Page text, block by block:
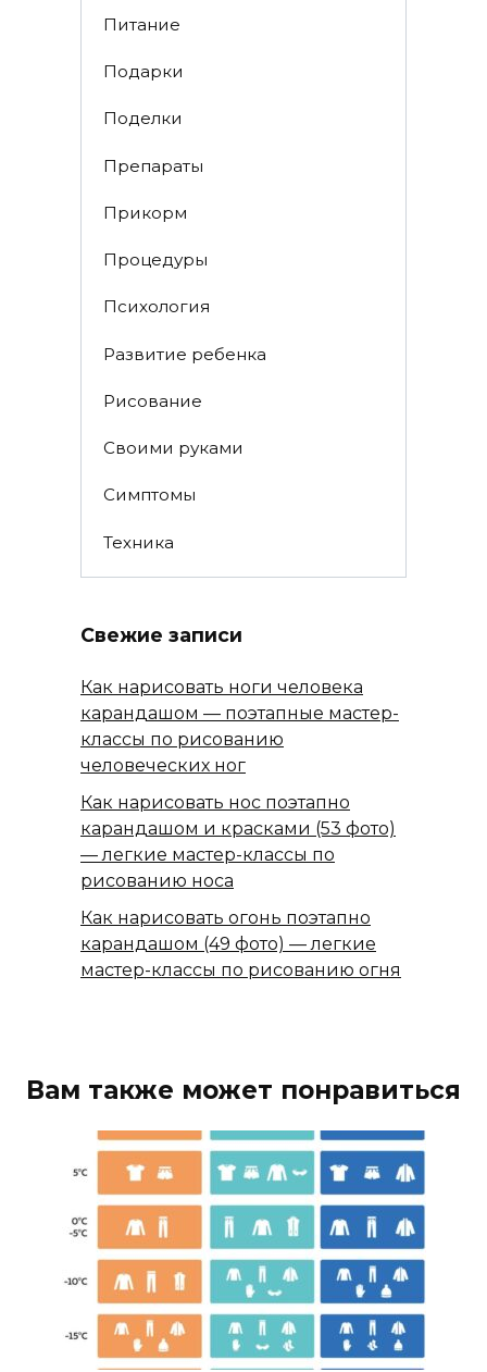
Питание
Подарки
Поделки
Препараты
Прикорм
Процедуры
Психология
Развитие ребенка
Рисование
Своими руками
Симптомы
Техника
Свежие записи
Как нарисовать ноги человека
карандашом — поэтапные мастер-
классы по рисованию
человеческих ног
Как нарисовать нос поэтапно
карандашом и красками (53 фото)
— легкие мастер-классы по
рисованию носа
Как нарисовать огонь поэтапно
карандашом (49 фото) — легкие
мастер-классы по рисованию огня
Вам также может понравиться